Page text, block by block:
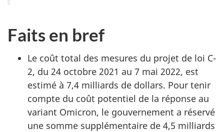
Faits en bref
Le coût total des mesures du projet de loi C-
2, du 24 octobre 2021 au 7 mai 2022, est
estimé à 7,4 milliards de dollars. Pour tenir
compte du coût potentiel de la réponse au
variant Omicron, le gouvernement a réservé
une somme supplémentaire de 4,5 milliards